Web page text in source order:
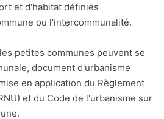
et d'habitat définies
ou l'intercommunalité.
petites communes peuvent se
document d'urbanisme
en application du Règlement
et du Code de l'urbanisme sur